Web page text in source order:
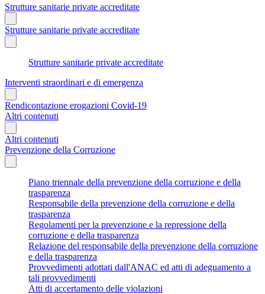
Strutture sanitarie private accreditate
Strutture sanitarie private accreditate
Strutture sanitarie private accreditate
Interventi straordinari e di emergenza
Rendicontazione erogazioni Covid-19
Altri contenuti
Altri contenuti
Prevenzione della Corruzione
Piano triennale della prevenzione della corruzione e della
trasparenza
Responsabile della prevenzione della corruzione e della
trasparenza
Regolamenti per la prevenzione e la repressione della
corruzione e della trasparenza
Relazione del responsabile della prevenzione della corruzione
e della trasparenza
Provvedimenti adottati dall'ANAC ed atti di adeguamento a
tali provvedimenti
Atti di accertamento delle violazioni